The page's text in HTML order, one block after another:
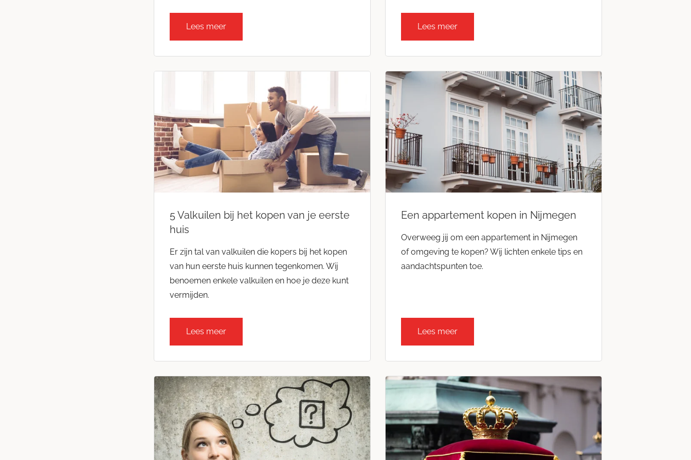
Lees meer Lees meer
5 Valkuilen bij het kopen van je eerste
huis
Er zijn tal van valkuilen die kopers bij het kopen
van hun eerste huis kunnen tegenkomen. Wij
benoemen enkele valkuilen en hoe je deze kunt
vermijden.
Lees meer
Een appartement kopen in Nijmegen
Overweeg jij om een appartement in Nijmegen
of omgeving te kopen? Wij lichten enkele tips en
aandachtspunten toe.
Lees meer